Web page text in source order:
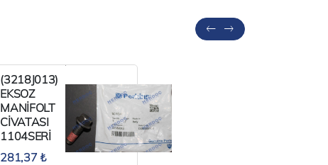
(3218J013)
EKSOZ
MANİFOLT
CİVATASI
1104SERİ
PERKİNS
281,37 ₺